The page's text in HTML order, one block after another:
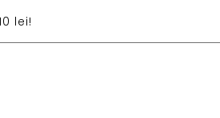
lei!